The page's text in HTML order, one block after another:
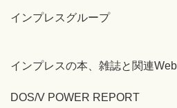
インプレスグループ
インプレスの本、雑誌と関連
DOS/V POWER REPORT